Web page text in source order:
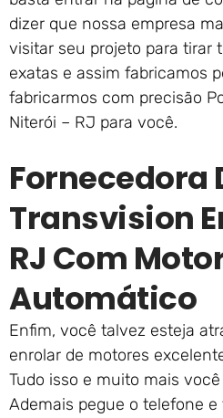
dizer que nossa empresa
visitar seu projeto para tirar
exatas e assim fabricamos
fabricarmos com precisão
Niterói – RJ para você.
Fornecedora
Transvision
RJ Com
Automático
Enfim, você talvez esteja
enrolar de motores
Tudo isso e muito mais
Ademais pegue o telefone